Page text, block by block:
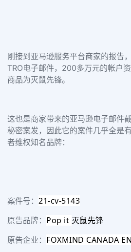
刚接到亚马逊服务平台商家的报告
TRO电子邮件，200多万元的帐户
商品为灭鼠先锋。
这也是商家带来的亚马逊电子邮件
秘密案发，因此它的案件几乎全是
者维权知名品牌：
案件号： 21-cv-5143
原告品牌： Pop it 灭鼠先锋
原告企业： FOXMIND CANADA